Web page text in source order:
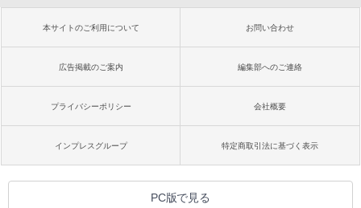
本サイトのご利用について お問い合わせ
広告掲載のご案内 編集部へのご連絡
プライバシーポリシー 会社概要
インプレスグループ 特定商取引法に基づく表示
PC版で見る